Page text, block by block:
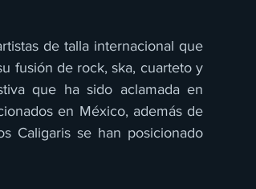
de talla internacional que
fusión de rock, ska, cuarteto y
que ha sido aclamada en
en México, además de
Caligaris se han posicionado